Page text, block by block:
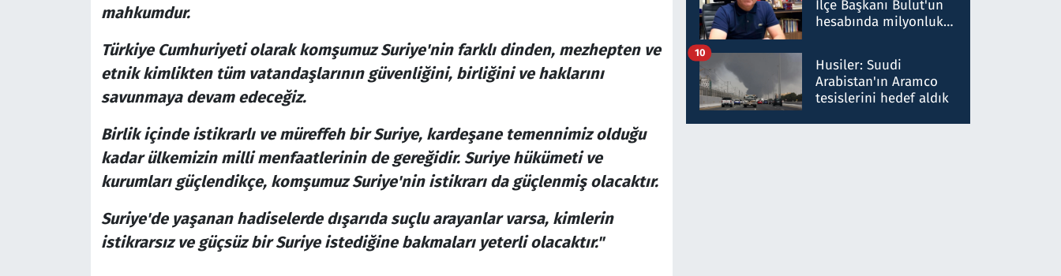
mahkumdur.
Türkiye Cumhuriyeti olarak komşumuz Suriye'nin farklı dinden, mezhepten ve
etnik kimlikten tüm vatandaşlarının güvenliğini, birliğini ve haklarını
savunmaya devam edeceğiz.
Birlik içinde istikrarlı ve müreffeh bir Suriye, kardeşane temennimiz olduğu
kadar ülkemizin milli menfaatlerinin de gereğidir. Suriye hükümeti ve
kurumları güçlendikçe, komşumuz Suriye'nin istikrarı da güçlenmiş olacaktır.
Suriye'de yaşanan hadiselerde dışarıda suçlu arayanlar varsa, kimlerin
istikrarsız ve güçsüz bir Suriye istediğine bakmaları yeterli olacaktır."
İlçe Başkanı Bulut'un
hesabında milyonluk
talimat verdi, ben
gönderdim
Husiler: Suudi
Arabistan'ın Aramco
tesislerini hedef aldık
10